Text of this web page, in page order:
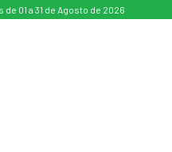
01 a 31 de Agosto de 2026